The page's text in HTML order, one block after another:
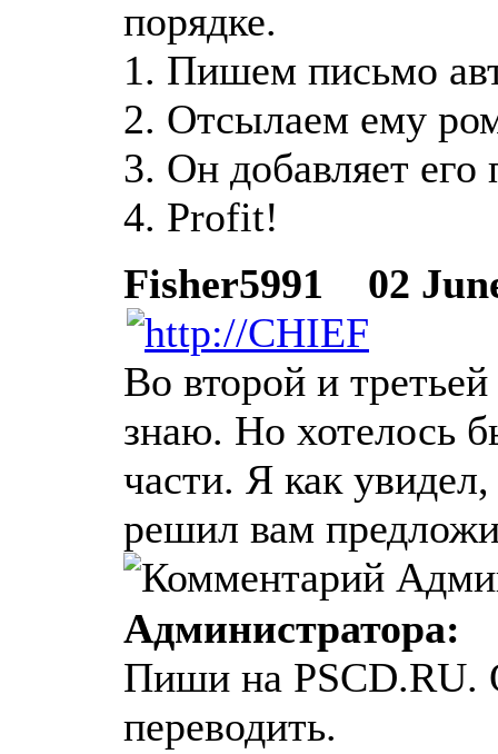
порядке.
1. Пишем письмо
2. Отсылаем ему
3. Он добавляет его
4. Profit!
Fisher5991
02
Во второй и
знаю. Но хотелось
части. Я как увидел,
решил вам
Администратора:
Пиши на PSCD.RU.
переводить.